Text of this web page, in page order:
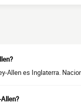
Allen es Inglaterra.